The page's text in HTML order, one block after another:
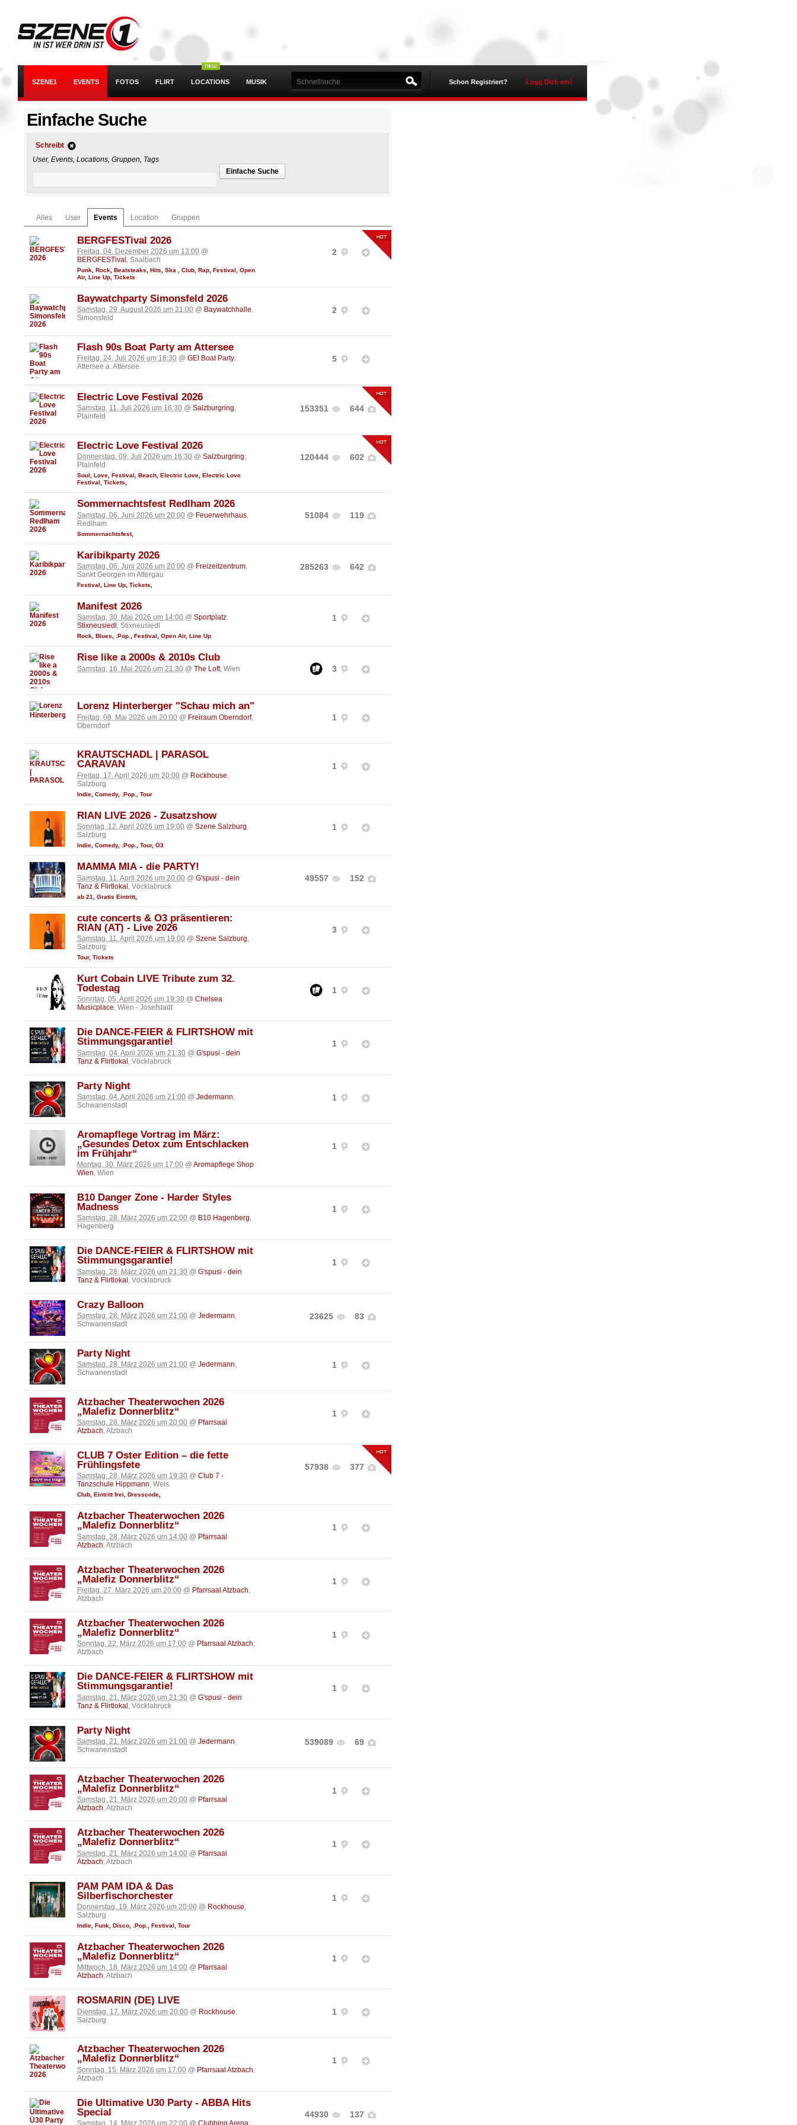
SZENE1 EVENTS FOTOS FLIRT LOCATIONS MUSIK Schon Registriert? Logg Dich ein!
Einfache Suche
Schreibt
User, Events, Locations, Gruppen, Tags
Einfache Suche
Alles User Events Location Gruppen
2
BERGFESTival 2026
Freitag, 04. Dezember 2026 um 13:00 @
BERGFESTival , Saalbach
Punk Rock Beatsteaks Hits Ska Club Rap Festival
Open
Air, Line Up Tickets
2
Baywatchparty Simonsfeld 2026
Samstag, 29. August 2026 um 21:00 @ Baywatchhalle,
Simonsfeld
5
Flash 90s Boat Party am Attersee
Freitag, 24. Juli 2026 um 18:30 @ GEI Boat Party,
Attersee a. Attersee
153351 644
Electric Love Festival 2026
Samstag, 11. Juli 2026 um 16:30 @ Salzburgring,
Plainfeld
120444 602
Electric Love Festival 2026
Donnerstag, 09. Juli 2026 um 16:30 @ Salzburgring,
Plainfeld
Soul, Love, Festival, Beach, Electric Love, Electric Love
Festival, Tickets,
51084 119
Sommernachtsfest Redlham 2026
Samstag, 06. Juni 2026 um 20:00 @ Feuerwehrhaus
Redlham
Sommernachtsfest,
285263 642
Karibikparty 2026
Samstag, 06. Juni 2026 um 20:00 @ Freizeitzentrum,
Sankt Georgen im Attergau
Festival Line Up Tickets
1
Manifest 2026
Samstag, 30. Mai 2026 um 14:00 @ Sportplatz
Stixneusiedl , Stixneusiedl
Rock, Blues, .Pop., Festival , Open Air, Line Up
3
Rise like a 2000s & 2010s Club
Samstag, 16. Mai 2026 um 21:30 @ The Loft, Wien
1
Lorenz Hinterberger "Schau mich an"
Freitag, 08. Mai 2026 um 20:00 @ Freiraum Oberndorf,
Oberndorf
1
KRAUTSCHÄDL | PARASOL
CARAVAN
Freitag, 17. April 2026 um 20:00 @ Rockhouse
Salzburg
Indie Comedy, .Pop. Tour
1
RIAN LIVE 2026 - Zusatzshow
Sonntag, 12. April 2026 um 19:00 @ Szene Salzburg,
Salzburg
Indie Comedy, .Pop. Tour, Ö3
49557 152
MAMMA MIA - die PARTY!
Samstag, 11. April 2026 um 20:00 @ G'spusi - dein
Tanz & Flirtlokal , Vöcklabruck
ab 21 Gratis Eintritt,
3
cute concerts & Ö3 präsentieren:
RIAN (AT) - Live 2026
Samstag, 11. April 2026 um 19:00 @ Szene Salzburg,
Salzburg
Tour, Tickets
1
Kurt Cobain LIVE Tribute zum 32.
Todestag
Sonntag, 05. April 2026 um 19:30 @ Chelsea
Musicplace, Wien - Josefstadt
1
Die DANCE-FEIER & FLIRTSHOW mit
Stimmungsgarantie!
Samstag, 04. April 2026 um 21:30 @ G'spusi - dein
Tanz & Flirtlokal , Vöcklabruck
1
Party Night
Samstag, 04. April 2026 um 21:00 @ Jedermann,
Schwanenstadt
1
Aromapflege Vortrag im März:
„Gesundes Detox zum Entschlacken
im Frühjahr“
Montag, 30. März 2026 um 17:00 @ Aromapflege Shop
Wien, Wien
1
B10 Danger Zone - Harder Styles
Madness
Samstag, 28. März 2026 um 22:00 @ B10 Hagenberg,
Hagenberg
1
Die DANCE-FEIER & FLIRTSHOW mit
Stimmungsgarantie!
Samstag, 28. März 2026 um 21:30 @ G'spusi - dein
Tanz & Flirtlokal , Vöcklabruck
23625 83
Crazy Balloon
Samstag, 28. März 2026 um 21:00 @ Jedermann,
Schwanenstadt
1
Party Night
Samstag, 28. März 2026 um 21:00 @ Jedermann,
Schwanenstadt
1
Atzbacher Theaterwochen 2026
„Malefiz Donnerblitz“
Samstag, 28. März 2026 um 20:00 @ Pfarrsaal
Atzbach, Atzbach
57938 377
CLUB 7 Oster Edition – die fette
Frühlingsfete
Samstag, 28. März 2026 um 19:30 @ Club 7 -
Tanzschule Hippmann, Wels
Club, Eintritt frei, Dresscode,
1
Atzbacher Theaterwochen 2026
„Malefiz Donnerblitz“
Samstag, 28. März 2026 um 14:00 @ Pfarrsaal
Atzbach , Atzbach
1
Atzbacher Theaterwochen 2026
„Malefiz Donnerblitz“
Freitag, 27. März 2026 um 20:00 @ Pfarrsaal Atzbach,
Atzbach
1
Atzbacher Theaterwochen 2026
„Malefiz Donnerblitz“
Sonntag, 22. März 2026 um 17:00 @ Pfarrsaal Atzbach,
Atzbach
1
Die DANCE-FEIER & FLIRTSHOW mit
Stimmungsgarantie!
Samstag, 21. März 2026 um 21:30 @ G'spusi - dein
Tanz & Flirtlokal, Vöcklabruck
539089 69
Party Night
Samstag, 21. März 2026 um 21:00 @ Jedermann,
Schwanenstadt
1
Atzbacher Theaterwochen 2026
„Malefiz Donnerblitz“
Samstag, 21. März 2026 um 20:00 @ Pfarrsaal
Atzbach, Atzbach
1
Atzbacher Theaterwochen 2026
„Malefiz Donnerblitz“
Samstag, 21. März 2026 um 14:00 @ Pfarrsaal
Atzbach , Atzbach
1
PAM PAM IDA & Das
Silberfischorchester
Donnerstag, 19. März 2026 um 20:00 @ Rockhouse,
Salzburg
Indie Funk Disco .Pop. Festival Tour
1
Atzbacher Theaterwochen 2026
„Malefiz Donnerblitz“
Mittwoch, 18. März 2026 um 14:00 @ Pfarrsaal
Atzbach, Atzbach
1
ROSMARIN (DE) LIVE
Dienstag, 17. März 2026 um 20:00 @ Rockhouse
Salzburg
1
Atzbacher Theaterwochen 2026
„Malefiz Donnerblitz“
Sonntag, 15. März 2026 um 17:00 @ Pfarrsaal Atzbach
Atzbach
44930 137
Die Ultimative Ü30 Party - ABBA Hits
Special
Samstag, 14. März 2026 um 22:00 @ Clubbing Arena